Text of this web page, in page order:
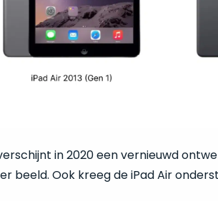
in 2020 een vernieuwd
beeld. Ook kreeg de iPad Air